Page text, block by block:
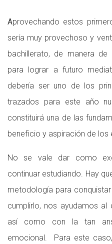
Aprovechando estos
sería muy provechoso y
bachillerato, de manera
para lograr a futuro
debería ser uno de los
trazados para este año
constituirá una de las
beneficio y aspiración de los
No se vale dar como
continuar estudiando. Hay
metodología para
cumplirlo, nos ayudamos al
así como con la tan
emocional. Para este